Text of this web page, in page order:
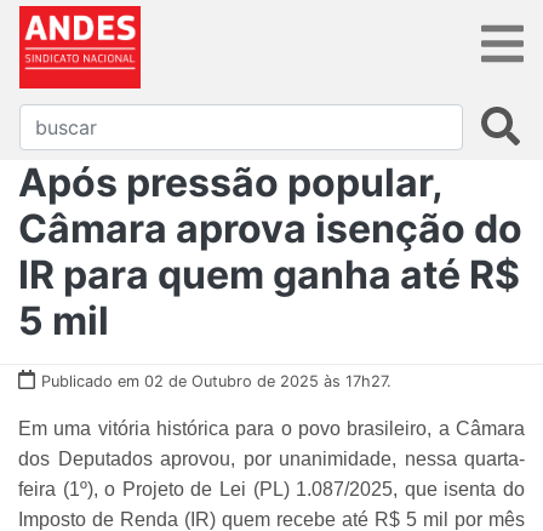
Após pressão popular,
Câmara aprova isenção do
IR para quem ganha até R$
5 mil
Publicado em 02 de Outubro de 2025 às 17h27.
Em uma vitória histórica para o povo brasileiro, a Câmara
dos Deputados aprovou, por unanimidade, nessa quarta-
feira (1º), o Projeto de Lei (PL) 1.087/2025, que isenta do
Imposto de Renda (IR) quem recebe até R$ 5 mil por mês